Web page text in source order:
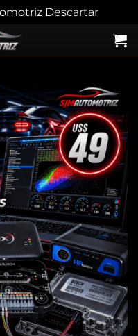
Descartar